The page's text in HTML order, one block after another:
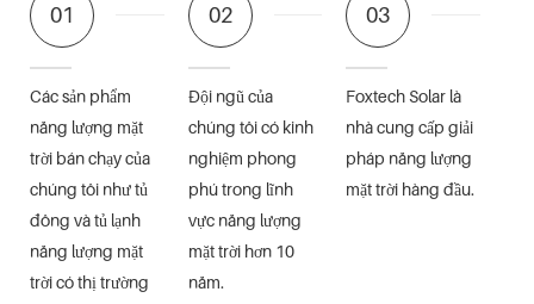
01
Các sản phẩm
năng lượng mặt
trời bán chạy của
chúng tôi như tủ
đông và tủ lạnh
năng lượng mặt
trời có thị trường
02
Đội ngũ của
chúng tôi có kinh
nghiệm phong
phú trong lĩnh
vực năng lượng
mặt trời hơn 10
năm.
03
Foxtech Solar là
nhà cung cấp giải
pháp năng lượng
mặt trời hàng đầu.